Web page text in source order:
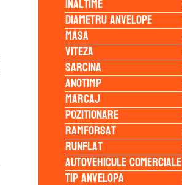
Diametru anvelope
Masa
Viteza
Sarcina
Anotimp
Marcaj
Pozitionare
Ramforsat
Runflat
Autovehicule comerciale
Tip anvelopa